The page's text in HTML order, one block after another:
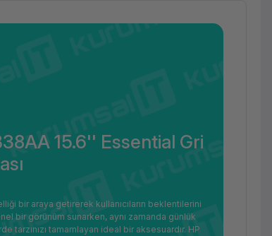
15.6'' Essential Gri
bir araya getirerek kullanıcıların beklentilerini
bir görünüm sunarken, aynı zamanda günlük
tarzınızı tamamlayan ideal bir aksesuardır. HP